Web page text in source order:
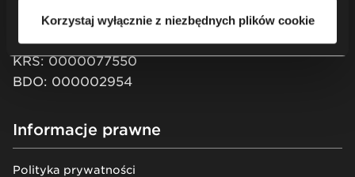
Korzystaj wyłącznie z niezbędnych plików cookie
XII Wydział Gospodarczy KRS
Kapitał zakładowy: 51 550 PLN
KRS: 0000077550
BDO: 000002954
Informacje prawne
Polityka prywatności